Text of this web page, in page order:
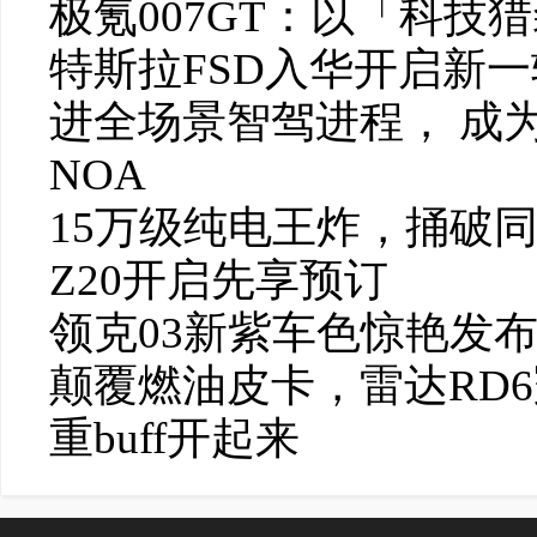
极氪007GT：以「科技
特斯拉FSD入华开启新
进全场景智驾进程， 成
NOA
15万级纯电王炸，捅破
Z20开启先享预订
领克03新紫车色惊艳发
颠覆燃油皮卡，雷达
重buff开起来